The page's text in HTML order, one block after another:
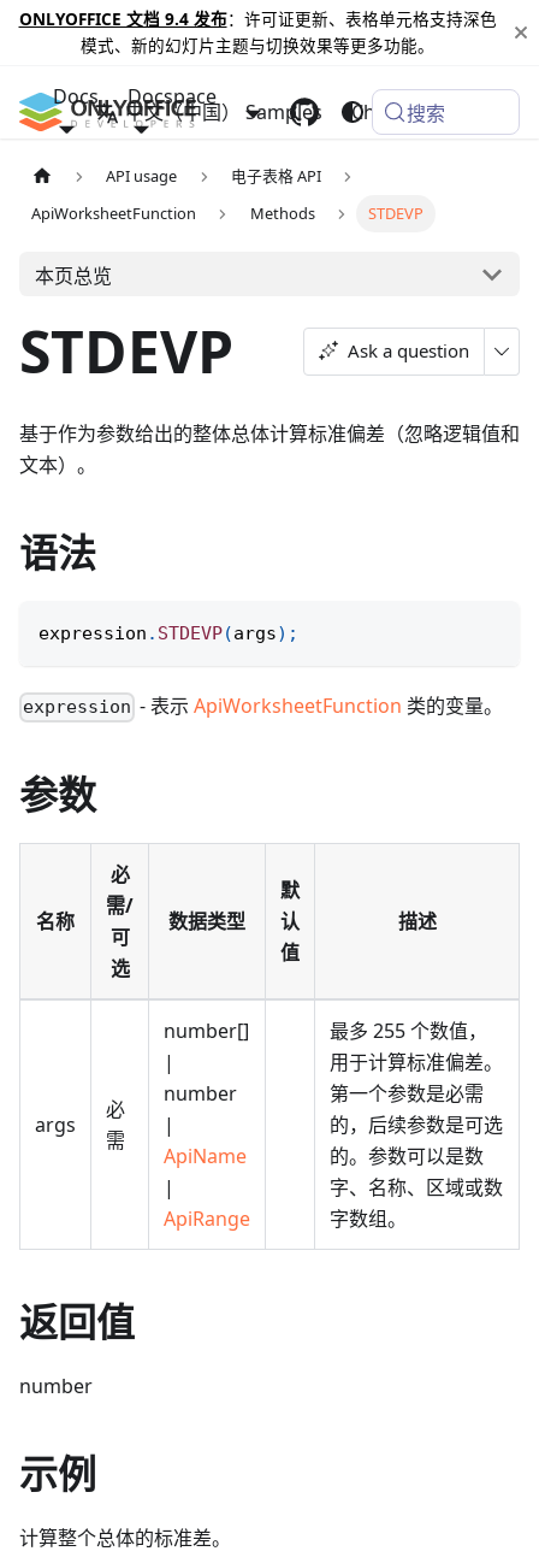
ONLYOFFICE 文档 9.4 发布：许可证更新、表格单元格支持深色
模式、新的幻灯片主题与切换效果等更多功能。
Docs Docspace
Samples Changelog
中文（中国） 搜索
API usage
电子表格 API
ApiWorksheetFunction
Methods STDEVP
本页总览
STDEVP Ask a question
基于作为参数给出的整体总体计算标准偏差（忽略逻辑值和
文本）。
语法
expression . STDEVP(args) ;
expression - 表示ApiWorksheetFunction 类的变量。
参数
名称
必
需/
可
选
数据类型
默
认
值
描述
args
必
需
number[]
|
number
|
ApiName
|
ApiRange
最多 255 个数值，
用于计算标准偏差。
第一个参数是必需
的，后续参数是可选
的。参数可以是数
字、名称、区域或数
字数组。
返回值
number
示例
计算整个总体的标准差。